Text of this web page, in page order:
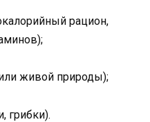
рацион,
живой природы);
грибки).